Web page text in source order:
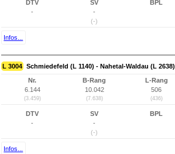
DTV
-
SV
-
(-)
BPL
Infos...
L 3004 Schmiedefeld (L 1140) - Nahetal-Waldau (L 2638)
Nr.
6.144
(3.459)
B-Rang
10.042
(7.638)
L-Rang
506
(436)
DTV
-
SV
-
(-)
BPL
Infos...